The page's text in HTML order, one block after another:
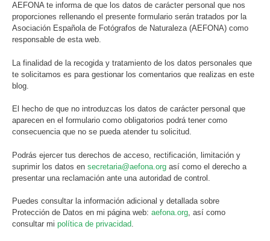
AEFONA te informa de que los datos de carácter personal que nos
proporciones rellenando el presente formulario serán tratados por la
Asociación Española de Fotógrafos de Naturaleza (AEFONA) como
responsable de esta web.
La finalidad de la recogida y tratamiento de los datos personales que
te solicitamos es para gestionar los comentarios que realizas en este
blog.
El hecho de que no introduzcas los datos de carácter personal que
aparecen en el formulario como obligatorios podrá tener como
consecuencia que no se pueda atender tu solicitud.
Podrás ejercer tus derechos de acceso, rectificación, limitación y
suprimir los datos en secretaria@aefona.org así como el derecho a
presentar una reclamación ante una autoridad de control.
Puedes consultar la información adicional y detallada sobre
Protección de Datos en mi página web: aefona.org, así como
consultar mi política de privacidad.